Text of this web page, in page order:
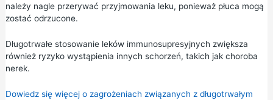
należy nagle przerywać przyjmowania leku, ponieważ płuca mogą
zostać odrzucone.
Długotrwałe stosowanie leków immunosupresyjnych zwiększa
również ryzyko wystąpienia innych schorzeń, takich jak choroba
nerek.
Dowiedz się więcej o zagrożeniach związanych z długotrwałym